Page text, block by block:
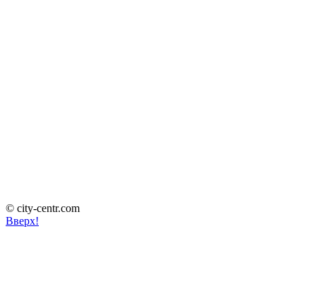
© city-centr.com
Вверх!